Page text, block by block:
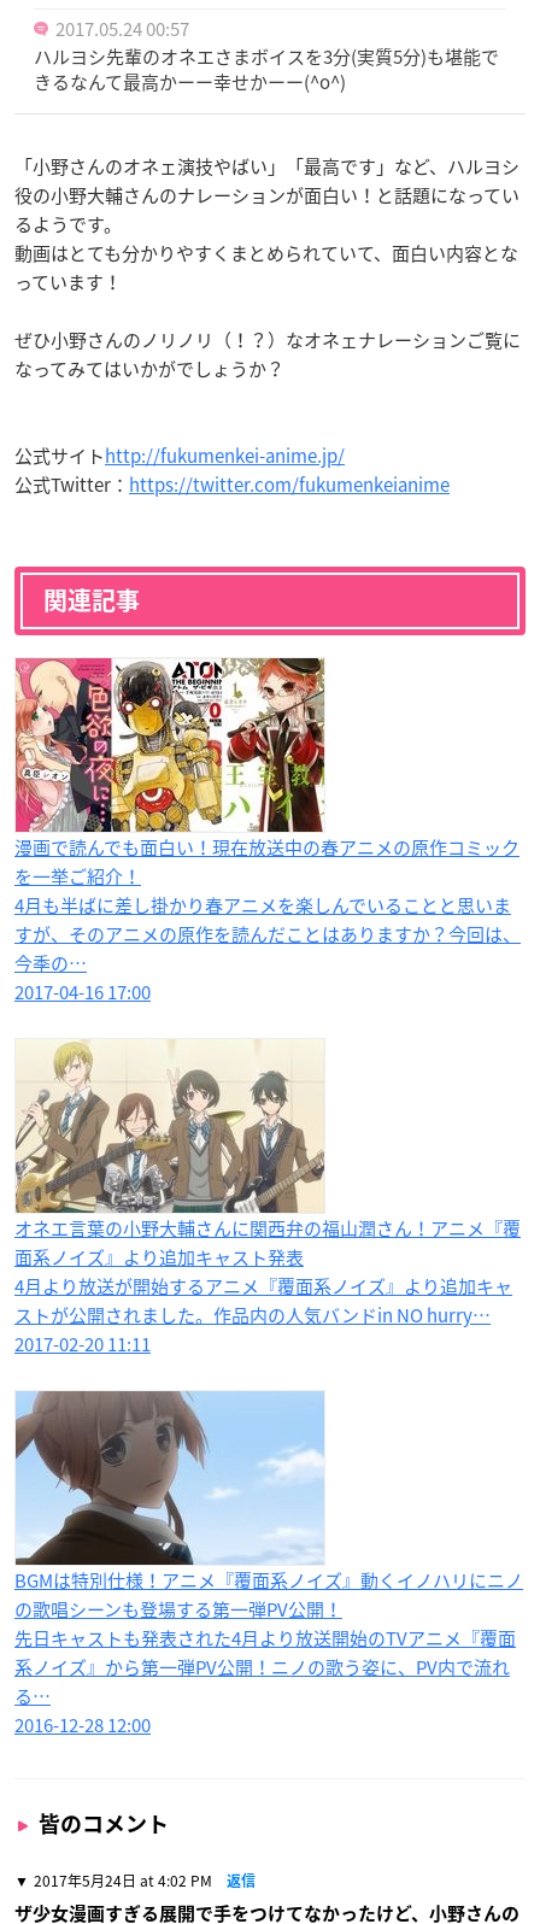
2017.05.24 00:57
ハルヨシ先輩のオネエさまボイスを3分(実質5分)も堪能で
きるなんて最高かーー幸せかーー(^o^)
「小野さんのオネェ演技やばい」「最高です」など、ハルヨシ
役の小野大輔さんのナレーションが面白い！と話題になってい
るようです。
動画はとても分かりやすくまとめられていて、面白い内容とな
っています！
ぜひ小野さんのノリノリ（！？）なオネェナレーションご覧に
なってみてはいかがでしょうか？
公式サイトhttp://fukumenkei-anime.jp/
公式Twitter： https://twitter.com/fukumenkeianime
関連記事
漫画で読んでも面白い！現在放送中の春アニメの原作コミック
を一挙ご紹介！
4月も半ばに差し掛かり春アニメを楽しんでいることと思いま
すが、そのアニメの原作を読んだことはありますか？今回は、
今季の…
2017-04-16 17:00
オネエ言葉の小野大輔さんに関西弁の福山潤さん！アニメ『覆
面系ノイズ』より追加キャスト発表
4月より放送が開始するアニメ『覆面系ノイズ』より追加キャ
ストが公開されました。作品内の人気バンドin NO hurry…
2017-02-20 11:11
BGMは特別仕様！アニメ『覆面系ノイズ』動くイノハリにニノ
の歌唱シーンも登場する第一弾PV公開！
先日キャストも発表された4月より放送開始のTVアニメ『覆面
系ノイズ』から第一弾PV公開！ニノの歌う姿に、PV内で流れ
る…
2016-12-28 12:00
皆のコメント
2017年5月24日 at 4:02 PM 返信
ザ少女漫画すぎる展開で手をつけてなかったけど、小野さんの